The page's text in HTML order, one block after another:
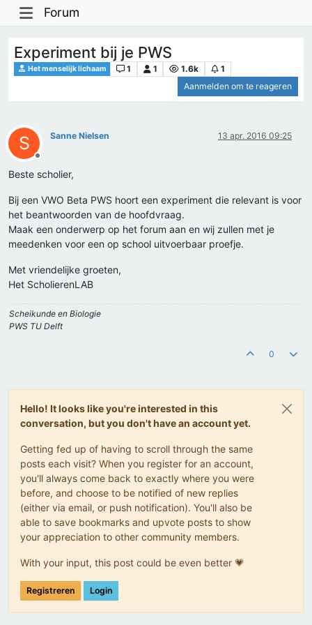
Forum
Experiment bij je PWS
Het menselijk lichaam 1 1 1.6k
1
Aanmelden om te reageren
S
Offline
Sanne Nielsen 13 apr. 2016 09:25
Beste scholier,
Bij een VWO Beta PWS hoort een experiment die relevant is voor
het beantwoorden van de hoofdvraag.
Maak een onderwerp op het forum aan en wij zullen met je
meedenken voor een op school uitvoerbaar proefje.
Met vriendelijke groeten,
Het ScholierenLAB
Scheikunde en Biologie
PWS TU Delft
0
Hello! It looks like you're interested in this
conversation, but you don't have an account yet.
Getting fed up of having to scroll through the same
posts each visit? When you register for an account,
you'll always come back to exactly where you were
before, and choose to be notified of new replies
(either via email, or push notification). You'll also be
able to save bookmarks and upvote posts to show
your appreciation to other community members.
With your input, this post could be even better 💗
Registreren Login